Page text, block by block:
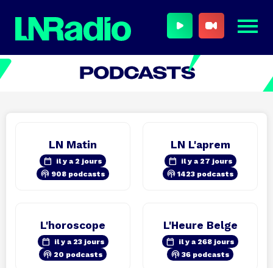
LN Matin
calendar_today il y a 2 jours
podcasts 908 podcasts
LN L'aprem
calendar_today il y a 27 jours
podcasts 1423 podcasts
L'horoscope
calendar_today il y a 23 jours
podcasts 20 podcasts
L'Heure Belge
calendar_today il y a 268 jours
podcasts 36 podcasts